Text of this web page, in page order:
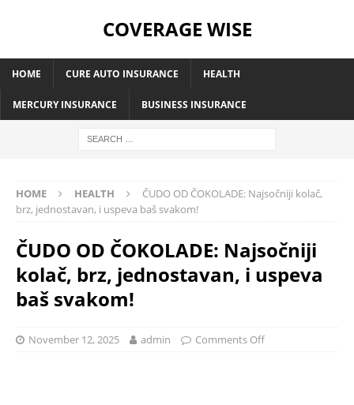
COVERAGE WISE
HOME CURE AUTO INSURANCE HEALTH
MERCURY INSURANCE BUSINESS INSURANCE
HOME HEALTH
ČUDO OD ČOKOLADE: Najsočniji kolač,
brz, jednostavan, i uspeva baš svakom!
ČUDO OD ČOKOLADE: Najsočniji
kolač, brz, jednostavan, i uspeva
baš svakom!
November 12, 2025 admin Comments Off